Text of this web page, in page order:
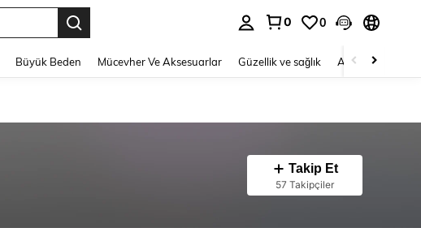
0 0
Büyük Beden Mücevher Ve Aksesuarlar Güzellik ve sağlık Ayakkabı
Takip Et
57 Takipçiler